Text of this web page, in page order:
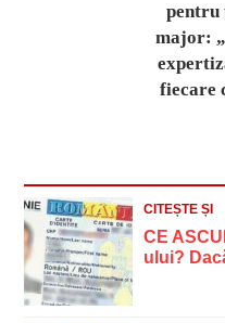
pentru
major:
fiecare
CITEȘTE ȘI
CE
ului?